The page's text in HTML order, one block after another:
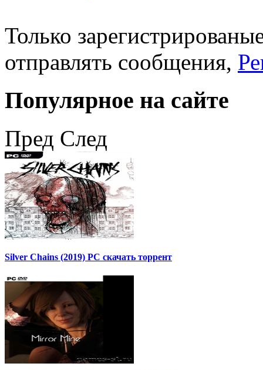
Только
отправлять сообщения,
Популярное на сайте
Пред След
Silver Chains (2019) PC скачать торрент